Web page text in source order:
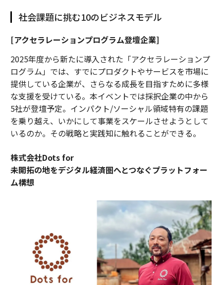
社会課題に挑む10のビジネスモデル
[アクセラレーションプログラム登壇企業]
2025年度から新たに導入された「アクセラレーションプ
ログラム」では、すでにプロダクトやサービスを市場に
提供している企業が、さらなる成長を目指すために多様
な支援を受けている。本イベントでは採択企業の中から
5社が登壇予定。インパクト/ソーシャル領域特有の課題
を乗り越え、いかにして事業をスケールさせようとして
いるのか。その戦略と実践知に触れることができる。
株式会社Dots for
未開拓の地をデジタル経済圏へとつなぐプラットフォー
ム構想